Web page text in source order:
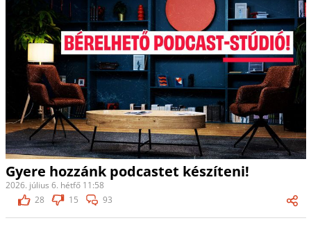
Gyere hozzánk podcastet készíteni!
2026. július 6. hétfő 11:58
28
15 93